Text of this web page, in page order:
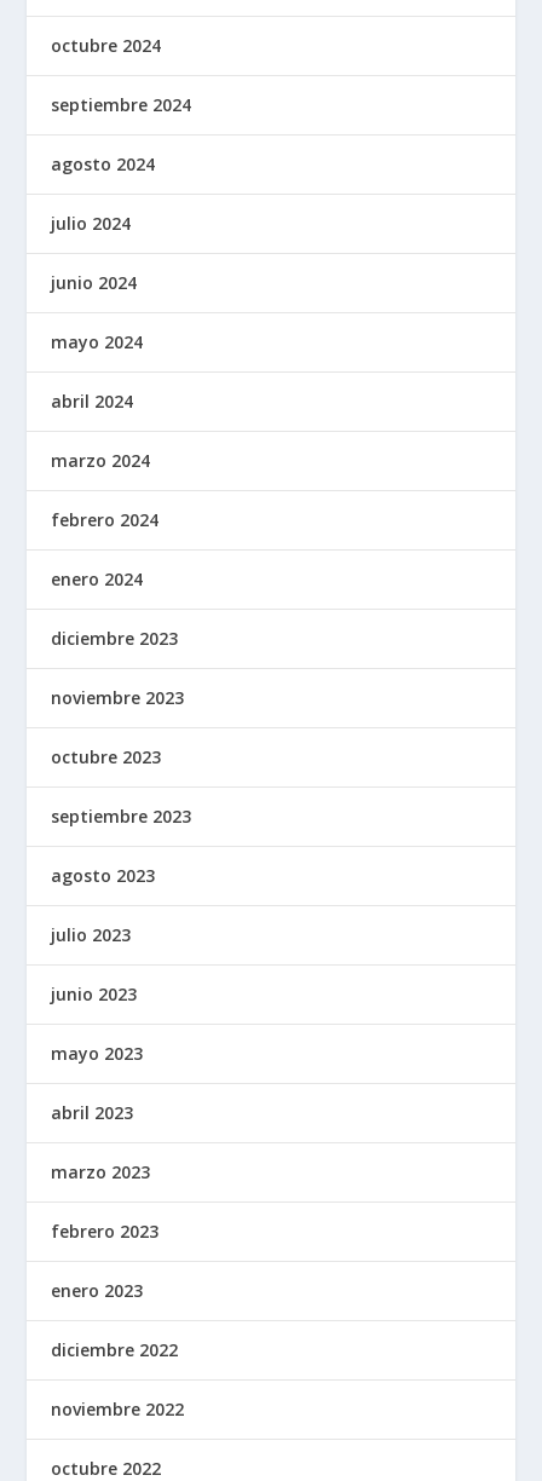
octubre 2024
septiembre 2024
agosto 2024
julio 2024
junio 2024
mayo 2024
abril 2024
marzo 2024
febrero 2024
enero 2024
diciembre 2023
noviembre 2023
octubre 2023
septiembre 2023
agosto 2023
julio 2023
junio 2023
mayo 2023
abril 2023
marzo 2023
febrero 2023
enero 2023
diciembre 2022
noviembre 2022
octubre 2022